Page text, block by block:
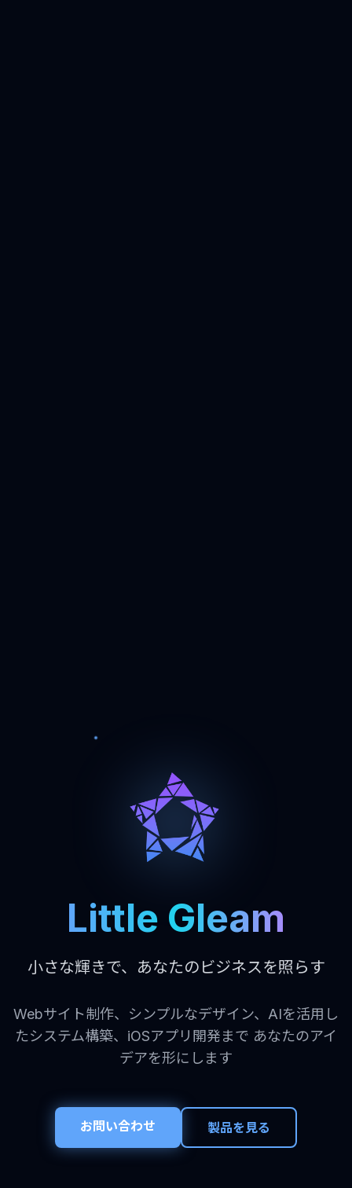
Little Gleam
小さな輝きで、あなたのビジネスを照らす
Webサイト制作、シンプルなデザイン、AIを活用し
たシステム構築、iOSアプリ開発まで あなたのアイ
デアを形にします
お問い合わせ 製品を見る